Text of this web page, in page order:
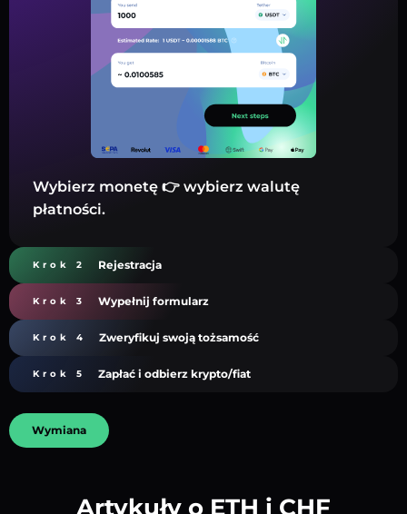
Wybierz monetę 👉 wybierz walutę
płatności.
Krok 2 Rejestracja
Krok 3 Wypełnij formularz
Krok 4 Zweryfikuj swoją tożsamość
Krok 5 Zapłać i odbierz krypto/fiat
Wymiana
Artykuły o ETH i CHF